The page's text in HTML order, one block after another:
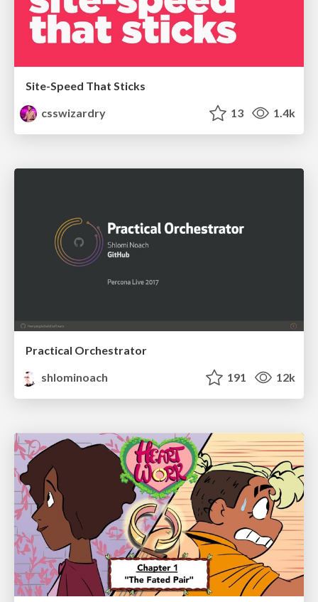
Site-Speed That Sticks
csswizardry
13 1.4k
Practical Orchestrator
shlominoach
191 12k